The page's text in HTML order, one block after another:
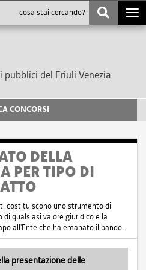
del Friuli Venezia
CONCORSI
DELLA
PER TIPO DI
costituiscono uno strumento di
qualsiasi valore giuridico e la
all'Ente che ha emanato il bando.
presentazione delle